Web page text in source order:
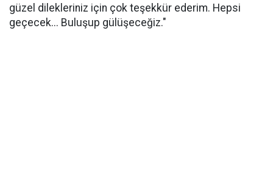
güzel dilekleriniz için çok teşekkür ederim. Hepsi
geçecek... Buluşup gülüşeceğiz."